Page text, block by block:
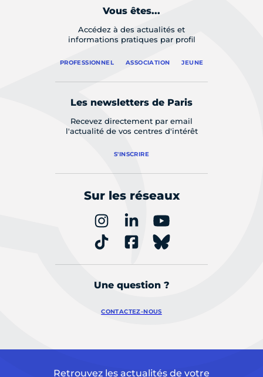
Vous êtes...
Accédez à des actualités et
informations pratiques par profil
PROFESSIONNEL ASSOCIATION JEUNE
Les newsletters de Paris
Recevez directement par email
l'actualité de vos centres d'intérêt
S'INSCRIRE
Sur les réseaux
Une question ?
CONTACTEZ-NOUS
Retrouvez les actualités de votre